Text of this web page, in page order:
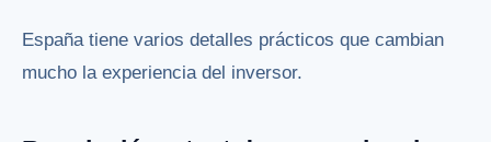
España tiene varios detalles prácticos que cambian
mucho la experiencia del inversor.